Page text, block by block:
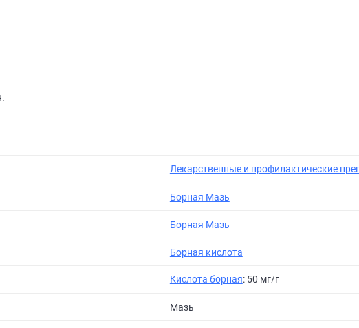
Лекарственные и профилактические
Борная Мазь
Борная Мазь
Борная кислота
Кислота борная: 50 мг/г
Мазь